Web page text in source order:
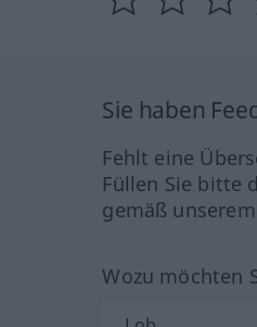
Sie haben
Fehlt eine
Füllen Sie bitte
gemäß
Wozu möchten